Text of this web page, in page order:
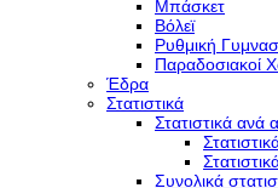
Μπάσκετ
Βόλεϊ
Ρυθμική
Παραδοσιακοί
Έδρα
Στατιστικά
Στατιστικά ανά
Συνολικά